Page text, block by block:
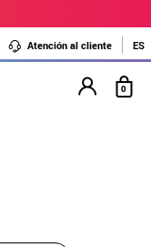
Atención al cliente ES
0